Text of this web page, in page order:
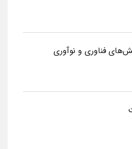
فناوری و نوآوری